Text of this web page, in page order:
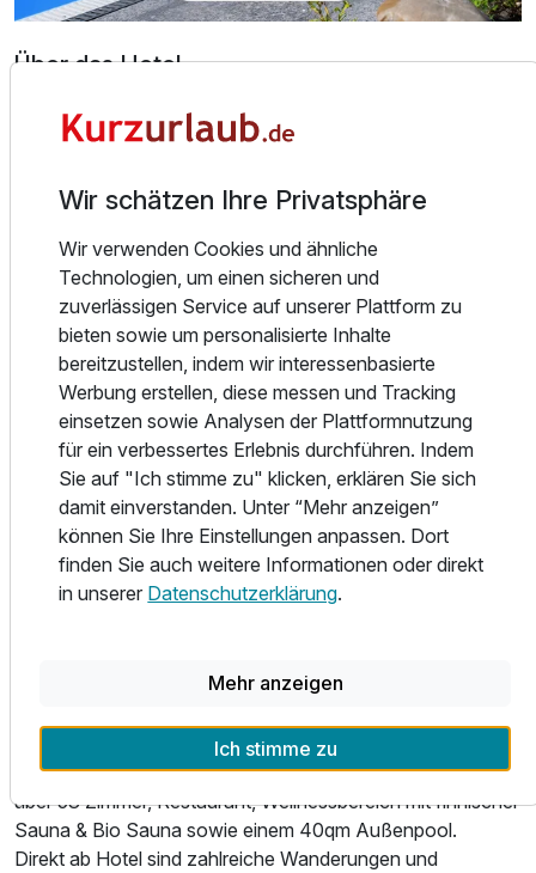
Über das Hotel
1995 wurden die STEIGER HOTELS Sächsische Schweiz
in Sebnitz gegründet, heute ist Sie mit vier Hotels und
der Region.
Von der Erfahrung geprägt, der Zukunft zugewandt stehen
unsere Hotels für ein Fairness, Gleichheit und ein klares
Miteinander, in dem sich Gast und Mitarbeiter auf
Augenhöhe begegnen.
Es erwarten Sie individuell spezialisierte 4**** Hotels an
unterschiedlichen Wanderer-Orten der Sächsischen
Schweiz. Für jeden Urlaubswunsch In einem STEIGER
HOTEL erwarten Sie gepflegte Zimmer mit moderner
Ausstattung, Pool (Indoor- oder Outdoor) und Sauna.
In unseren Restaurants erwartet Sie eine frische,
bodenständige Karte, die für jeden Geschmack etwas
In idyllisch grüner Lage direkt am Nationalpark Sächsische
Schweiz erwartet Sie unser Parkhotel. Das Hotel verfügt
über 53 Zimmer, Restaurant, Wellnessbereich mit finnischer
Sauna & Bio Sauna sowie einem 40qm Außenpool.
Direkt ab Hotel sind zahlreiche Wanderungen und
Wir schätzen Ihre Privatsphäre
Wir verwenden Cookies und ähnliche
Technologien, um einen sicheren und
zuverlässigen Service auf unserer Plattform zu
bieten sowie um personalisierte Inhalte
bereitzustellen, indem wir interessenbasierte
Werbung erstellen, diese messen und Tracking
einsetzen sowie Analysen der Plattformnutzung
für ein verbessertes Erlebnis durchführen. Indem
Sie auf "Ich stimme zu" klicken, erklären Sie sich
damit einverstanden. Unter “Mehr anzeigen”
können Sie Ihre Einstellungen anpassen. Dort
finden Sie auch weitere Informationen oder direkt
in unserer Datenschutzerklärung.
Mehr anzeigen
Ich stimme zu